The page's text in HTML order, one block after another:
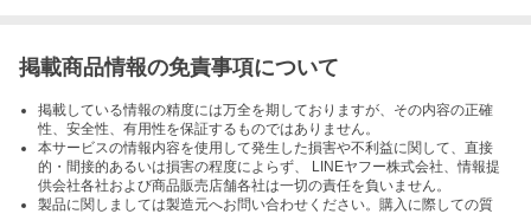
掲載商品情報の免責事項について
掲載している情報の精度には万全を期しておりますが、その内容の正確
性、安全性、有用性を保証するものではありません。
本サービスの情報内容を使用して発生した損害や不利益に関して、直接
的・間接的あるいは損害の程度によらず、 LINEヤフー株式会社、情報提
供会社各社および商品販売店舗各社は一切の責任を負いません。
製品に関しましては製造元へお問い合わせください。購入に際しての質